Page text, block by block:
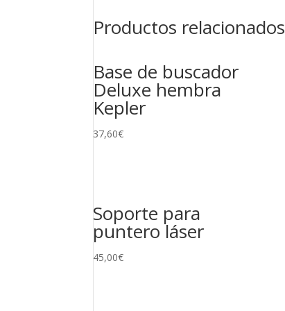
Productos relacionados
Base de buscador
Deluxe hembra
Kepler
37,60€
Soporte para
puntero láser
45,00€